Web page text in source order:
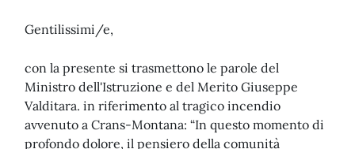
Gentilissimi/e,
con la presente si trasmettono le parole del
Ministro dell'Istruzione e del Merito Giuseppe
Valditara. in riferimento al tragico incendio
avvenuto a Crans-Montana: “In questo momento di
profondo dolore, il pensiero della comunità